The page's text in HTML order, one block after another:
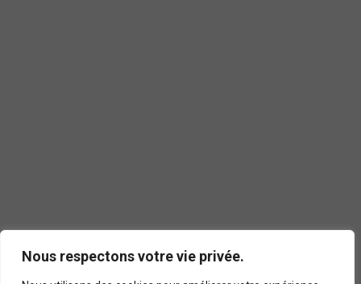
Nous respectons votre vie privée.